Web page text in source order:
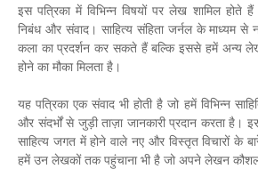
इस पत्रिका में विभिन्न विषयों पर लेख शामिल होते
निबंध और संवाद। साहित्य संहिता जर्नल के माध्यम से
कला का प्रदर्शन कर सकते हैं बल्कि इससे हमें अन्य
होने का मौका मिलता है।
यह पत्रिका एक संवाद भी होती है जो हमें विभिन्न
और संदर्भों से जुड़ी ताज़ा जानकारी प्रदान करता है।
साहित्य जगत में होने वाले नए और विस्तृत विचारों के
हमें उन लेखकों तक पहुंचाना भी है जो अपने लेखन कौशल